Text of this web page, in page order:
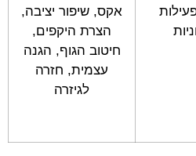
אקס, שיפור יציבה,
הצרת היקפים,
חיטוב הגוף, הגנה
עצמית, חזרה
לגיזרה